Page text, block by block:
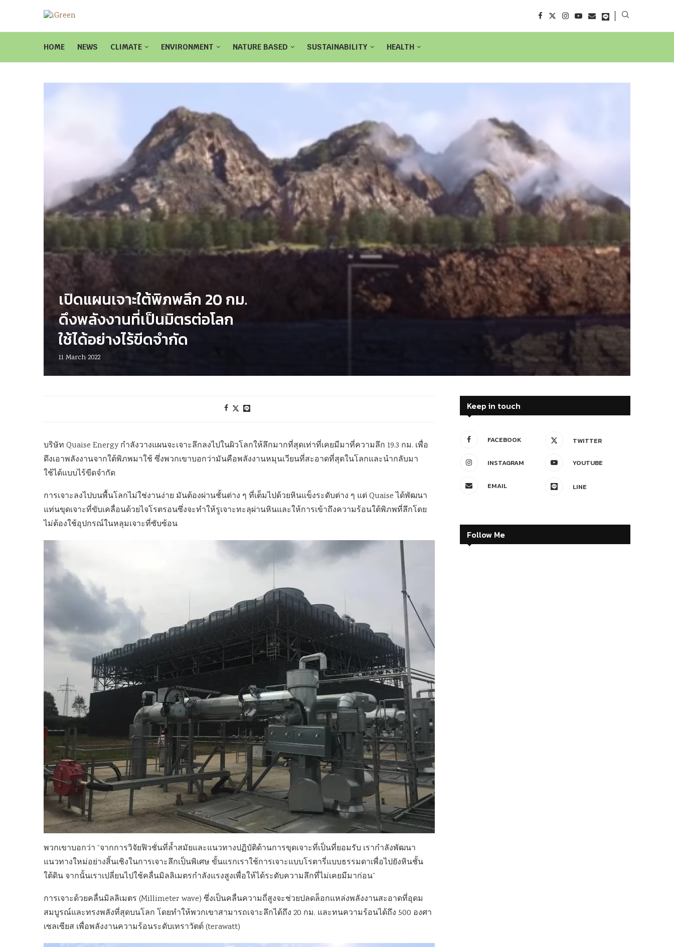
HOME NEWS CLIMATE ENVIRONMENT NATURE BASED SUSTAINABILITY HEALTH
เปิดแผนเจาะใต้พิภพลึก 20 กม.
ดึงพลังงานที่เป็นมิตรต่อโลก
ใช้ได้อย่างไร้ขีดจำกัด
11 March 2022
บริษัท Quaise Energy กำลังวางแผนจะเจาะลึกลงไปในผิวโลกให้ลึกมากที่สุดเท่าที่เคยมีมาที่ความลึก 19.3 กม. เพื่อ
ดึงเอาพลังงานจากใต้พิภพมาใช้ ซึ่งพวกเขาบอกว่ามันคือพลังงานหมุนเวียนที่สะอาดที่สุดในโลกและนำกลับมา
ใช้ได้แบบไร้ขีดจำกัด
การเจาะลงไปบนพื้นโลกไม่ใช่งานง่าย มันต้องผ่านชั้นต่าง ๆ ที่เต็มไปด้วยหินแข็งระดับต่าง ๆ แต่ Quaise ได้พัฒนา
แท่นขุดเจาะที่ขับเคลื่อนด้วยไจโรตรอนซึ่งจะทำให้รูเจาะทะลุผ่านหินและให้การเข้าถึงความร้อนใต้พิภพที่ลึกโดย
ไม่ต้องใช้อุปกรณ์ในหลุมเจาะที่ซับซ้อน
พวกเขาบอกว่า “จากการวิจัยฟิวชั่นที่ล้ำสมัยและแนวทางปฏิบัติด้านการขุดเจาะที่เป็นที่ยอมรับ เรากำลังพัฒนา
แนวทางใหม่อย่างสิ้นเชิงในการเจาะลึกเป็นพิเศษ ขั้นแรกเราใช้การเจาะแบบโรตารี่แบบธรรมดาเพื่อไปยังหินชั้น
ใต้ดิน จากนั้นเราเปลี่ยนไปใช้คลื่นมิลลิเมตรกำลังแรงสูงเพื่อให้ได้ระดับความลึกที่ไม่เคยมีมาก่อน”
การเจาะด้วยคลื่นมิลลิเมตร (Millimeter wave) ซึ่งเป็นคลื่นความถี่สูงจะช่วยปลดล็อกแหล่งพลังงานสะอาดที่อุดม
สมบูรณ์และทรงพลังที่สุดบนโลก โดยทำให้พวกเขาสามารถเจาะลึกได้ถึง 20 กม. และทนความร้อนได้ถึง 500 องศา
เซลเซียส เพื่อพลังงานความร้อนระดับเทราวัตต์ (terawatt)
Keep in touch
FACEBOOK TWITTER
INSTAGRAM YOUTUBE
EMAIL LINE
Follow Me